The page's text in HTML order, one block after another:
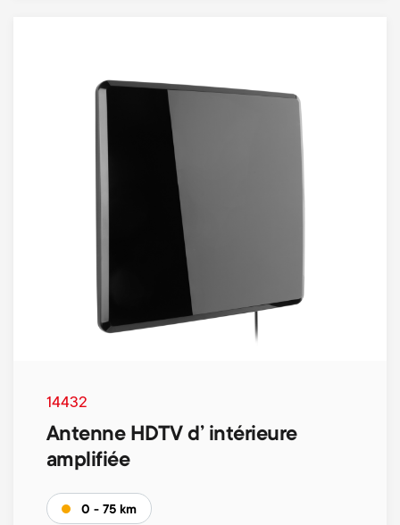
14432
Antenne HDTV d’ intérieure
amplifiée
0 - 75 km